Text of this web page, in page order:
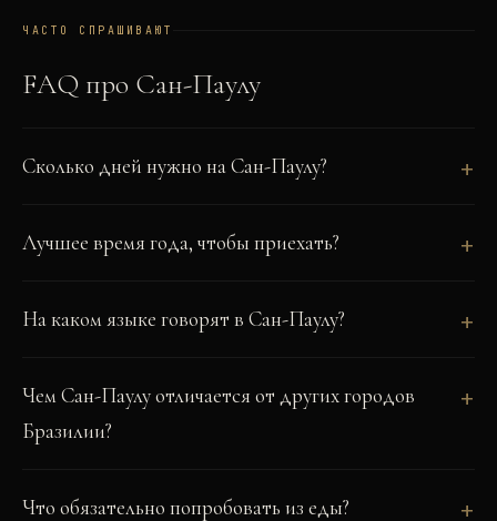
ЧАСТО СПРАШИВАЮТ
FAQ про Сан-Паулу
Сколько дней нужно на Сан-Паулу?
Лучшее время года, чтобы приехать?
На каком языке говорят в Сан-Паулу?
Чем Сан-Паулу отличается от других городов
Бразилии?
Что обязательно попробовать из еды?